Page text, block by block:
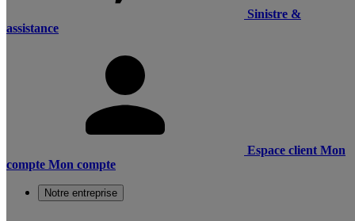
Sinistre &
assistance
Espace client Mon
compte Mon compte
Notre entreprise